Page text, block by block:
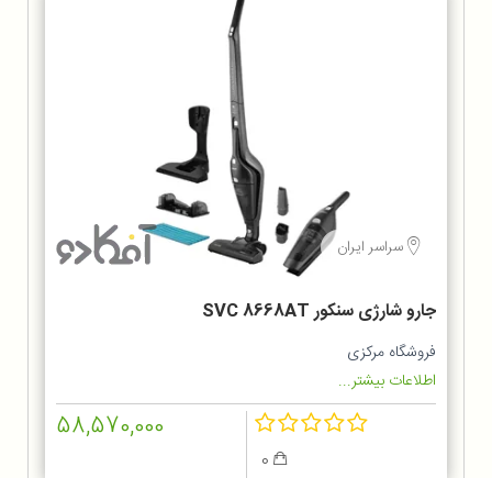
سراسر ایران
جارو شارژی سنکور SVC 8668AT
فروشگاه مرکزی
اطلاعات بیشتر...
58,570,000